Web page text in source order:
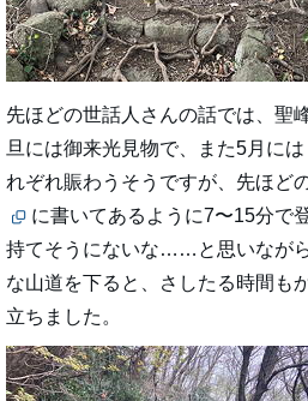
先ほどの世話人さんの話では、聖
旦には御来光見物で、また5月に
れぞれ賑わうそうですが、先ほど
に書いてあるように7〜15分で
持てそうにないな……と思いなが
な山道を下ると、さしたる時間も
立ちました。